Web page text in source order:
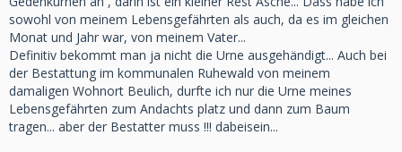
sowohl von meinem Lebensgefährten als auch, da es im gleichen
Monat und Jahr war, von meinem Vater...
Definitiv bekommt man ja nicht die Urne ausgehändigt... Auch bei
der Bestattung im kommunalen Ruhewald von meinem
damaligen Wohnort Beulich, durfte ich nur die Urne meines
Lebensgefährten zum Andachts platz und dann zum Baum
tragen... aber der Bestatter muss !!! dabeisein...